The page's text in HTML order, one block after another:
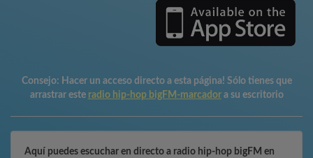
Consejo: Hacer un acceso directo a esta página! Sólo tienes que
arrastrar este radio hip-hop bigFM-marcador a su escritorio
Aquí puedes escuchar en directo a radio hip-hop bigFM en